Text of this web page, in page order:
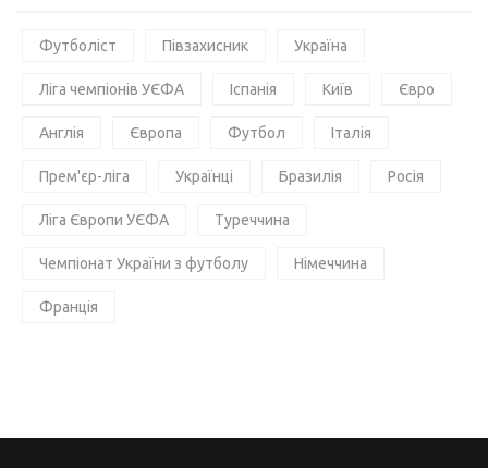
Футболіст Півзахисник Україна
Ліга чемпіонів УЄФА Іспанія Київ Євро
Англія Європа Футбол Італія
Прем'єр-ліга Українці Бразилія Росія
Ліга Європи УЄФА Туреччина
Чемпіонат України з футболу Німеччина
Франція